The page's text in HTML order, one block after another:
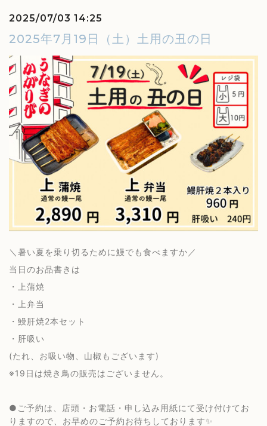
2025/07/03 14:25
2025年7月19日（土）土用の丑の日
＼暑い夏を乗り切るために鰻でも食べますか／
当日のお品書きは
・上蒲焼
・上弁当
・鰻肝焼2本セット
・肝吸い
(たれ、お吸い物、山椒もございます)
※19日は焼き鳥の販売はございません。
●ご予約は、店頭・お電話・申し込み用紙にて受け付けてお
りますので、お早めのご予約お待ちしております✨